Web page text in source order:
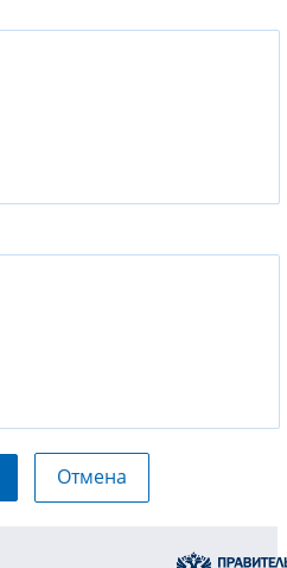
Отмена